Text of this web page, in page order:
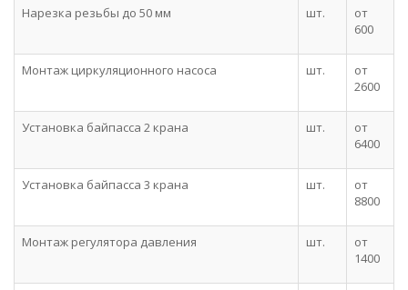
Нарезка резьбы до 50 мм шт.
от
600
Монтаж циркуляционного насоса шт.
от
2600
Установка байпасса 2 крана шт.
от
6400
Установка байпасса 3 крана шт.
от
8800
Монтаж регулятора давления шт.
от
1400